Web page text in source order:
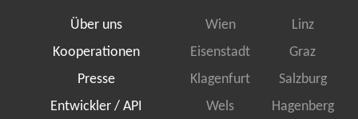
Über uns
Kooperationen
Presse
Entwickler / API
Wien
Linz
Eisenstadt
Graz
Klagenfurt
Salzburg
Wels
Hagenberg